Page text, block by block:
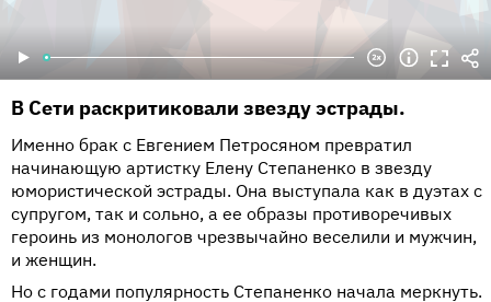
В Сети раскритиковали звезду эстрады.
Именно брак с Евгением Петросяном превратил
начинающую артистку Елену Степаненко в звезду
юмористической эстрады. Она выступала как в дуэтах с
супругом, так и сольно, а ее образы противоречивых
героинь из монологов чрезвычайно веселили и мужчин,
и женщин.
Но с годами популярность Степаненко начала меркнуть.